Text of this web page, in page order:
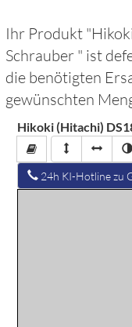
Ihr Produkt "
Schrauber " ist
die benötigten
gewünschten
Hikoki (Hitachi)
24h KI-Hotline zu